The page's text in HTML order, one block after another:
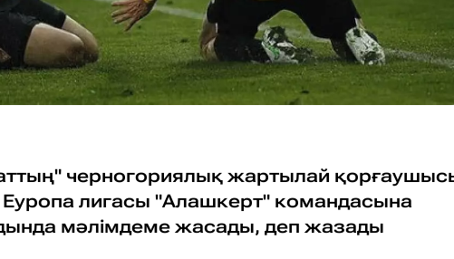
черногориялық жартылай
лигасы "Алашкерт" командасына
мәлімдеме жасады, деп жазады